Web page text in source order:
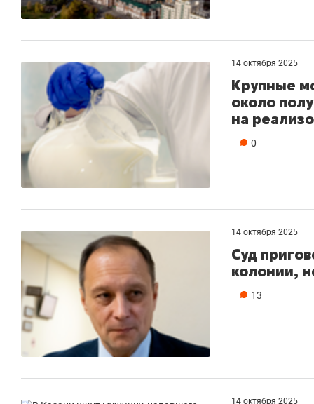
14 октября 2025
Крупные
около
на
0
14 октября 2025
Суд
колонии,
13
14 октября 2025